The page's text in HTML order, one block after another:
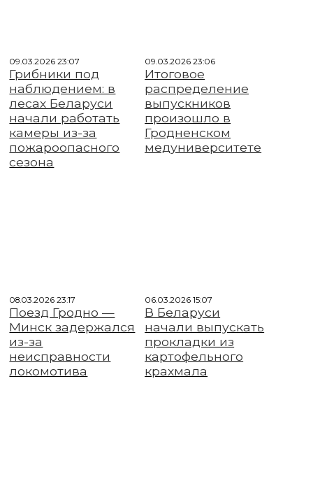
09.03.2026 23:07
Грибники под
наблюдением: в
лесах Беларуси
начали работать
камеры из-за
пожароопасного
сезона
09.03.2026 23:06
Итоговое
распределение
выпускников
произошло в
Гродненском
медуниверситете
08.03.2026 23:17
Поезд Гродно —
Минск задержался
из-за
неисправности
локомотива
06.03.2026 15:07
В Беларуси
начали выпускать
прокладки из
картофельного
крахмала